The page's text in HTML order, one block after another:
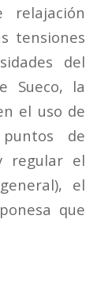
relajación
tensiones
del
Sueco, la
el uso de
de
regular el
el
que